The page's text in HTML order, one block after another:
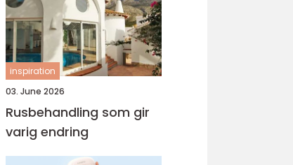
inspiration
03. June 2026
Rusbehandling som gir
varig endring